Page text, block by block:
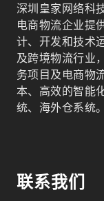
深圳皇家网络科
电商物流企业提
计、开发和技术
及跨境物流行业
务项目及电商物
本、高效的智能
统、海外仓系统。
联系我们